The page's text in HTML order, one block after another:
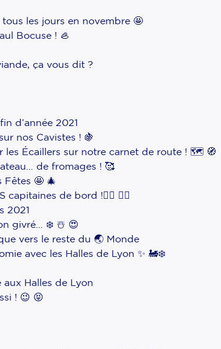
les jours en novembre 🤩
Bocuse ! 🦪
ça vous dit ?
d’année 2021
nos Cavistes ! 🍇
les Écaillers sur notre carnet de route ! 🗺️ 🧭
de fromages ! 🥰
🤩 🎄
de bord !🧑‍✈️ 👨‍✈️
2021
givré… ❄️ ☃️ 😍
vers le reste du 🌏 Monde
avec les Halles de Lyon ✨ 🚂❄️
aux Halles de Lyon
! 😉 😝